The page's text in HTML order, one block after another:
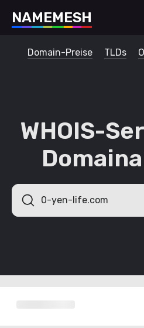
NAMEMESH
Domain-Preise TLDs
WHOIS-